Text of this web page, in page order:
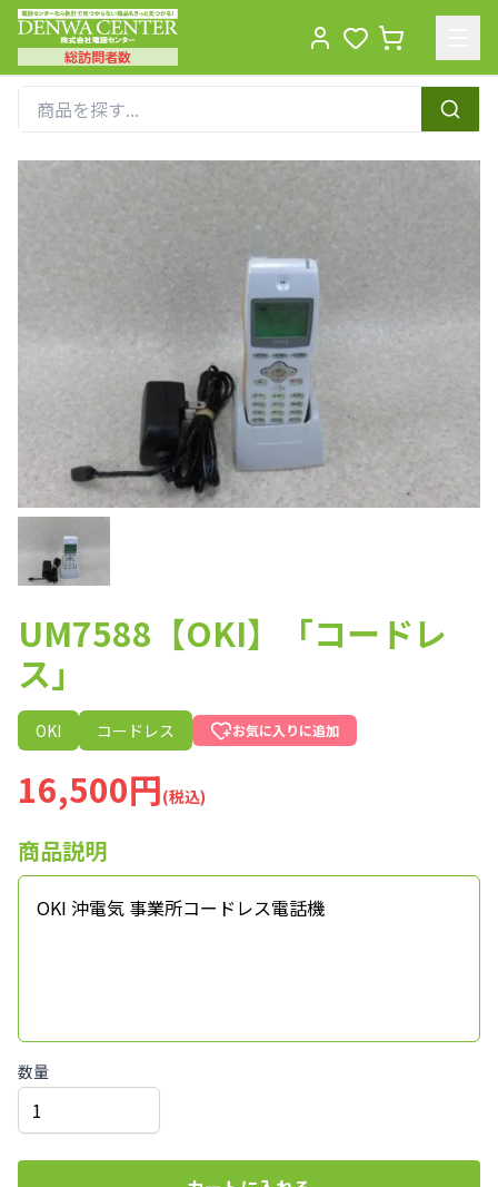
総訪問者数
UM7588【OKI】「コードレ
ス」
OKI コードレス お気に入りに追加
16,500円(税込)
商品説明
OKI 沖電気 事業所コードレス電話機
数量